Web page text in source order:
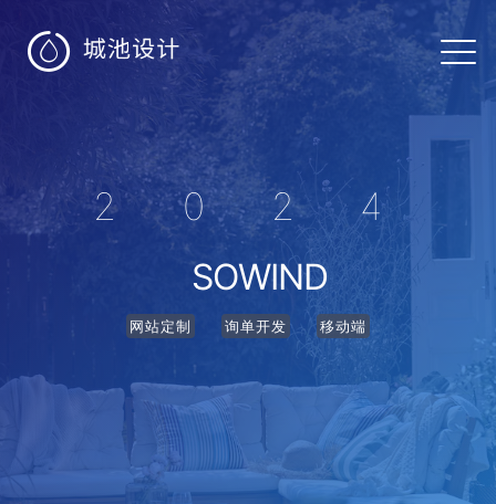

2024
SOWIND
网站定制 询单开发 移动端